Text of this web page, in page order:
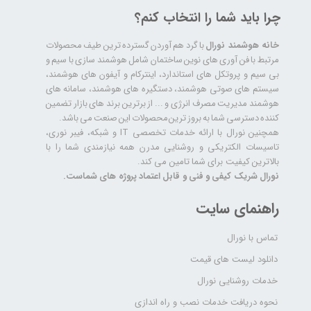
راهنمای سایت
تماس با نورال
دانلود لیست های قیمت
خدمات روشنایی نورال
نحوه دریافت خدمات نصب و راه اندازی
چرا باید شما را انتخاب کنم؟
خانه هوشمند نورالبا گرد هم آوردن گسترده ترین طیف محصولات
مرتبط با فن آوری های نوین ساختمان شامل هوشمند سازی با سیم و
بی سیم و پروتکل های استاندارد، اینترکام و آیفون های هوشمند،
سیستم های صوتی هوشمند، دستگیره های هوشمند، سامانه های
هوشمند مدیریت مصرف انرژی و ... از برترین برند های بازار تضمین
کننده دسترسی شما به بروز ترین محصولات این صنعت می باشد.
همچنین نورال با ارائه خدمات تخصصی IT و شبکه، فیبر نوری،
تاسیسات الکتریکی و روشنایی مدرن همه نیازمندی شما را با
بالاترین کیفیت برای شما تامین می کند.
نورال شریک کیفی و فنی و قابل اعتماد پروژه های شماست.